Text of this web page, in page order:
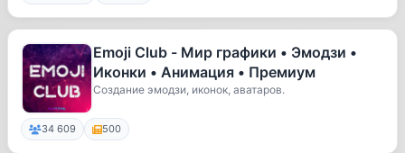
Emoji Club - Мир графики • Эмодзи •
Иконки • Анимация • Премиум
Создание эмодзи, иконок, аватаров.
34 609 500